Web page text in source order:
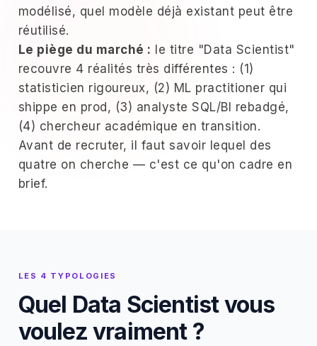
modélisé, quel modèle déjà existant peut être
réutilisé.
Le piège du marché : le titre "Data Scientist"
recouvre 4 réalités très différentes : (1)
statisticien rigoureux, (2) ML practitioner qui
shippe en prod, (3) analyste SQL/BI rebadgé,
(4) chercheur académique en transition.
Avant de recruter, il faut savoir lequel des
quatre on cherche — c'est ce qu'on cadre en
brief.
LES 4 TYPOLOGIES
Quel Data Scientist vous
voulez vraiment ?